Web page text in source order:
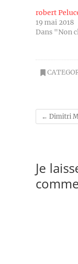
robert
19 mai 2018
Dans "Non
← Dimitri
Je